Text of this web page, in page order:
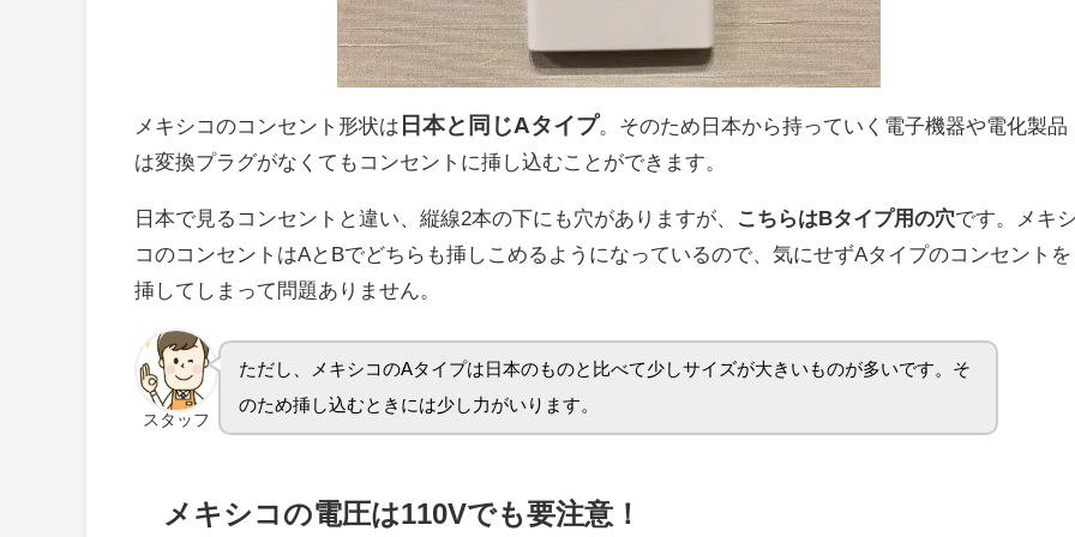
メキシコのコンセント形状は 日本と同じAタイプ。そのため日本から持っていく電子機器や電化製品
は変換プラグがなくてもコンセントに挿し込むことができます。
日本で見るコンセントと違い、縦線2本の下にも穴がありますが、 こちらはBタイプ用の穴です。メキ
コのコンセントはAとBでどちらも挿しこめるようになっているので、気にせずAタイプのコンセントを
挿してしまって問題ありません。
スタッフ
ただし、メキシコのAタイプは日本のものと比べて少しサイズが大きいものが多いです。そ
のため挿し込むときには少し力がいります。
メキシコの電圧は110Vでも要注意！